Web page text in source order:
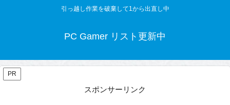
引っ越し作業を破棄して1から出直し中
PC Gamer リスト更新中
PR
スポンサーリンク